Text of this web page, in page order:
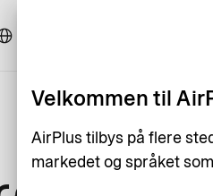
Velkommen til
AirPlus tilbys på flere
markedet og språket